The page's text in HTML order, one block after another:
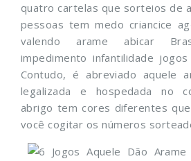
quatro cartelas que sorteios de
pessoas tem medo criancice
valendo arame abicar
impedimento infantilidade
Contudo, é abreviado aquele
legalizada e hospedada no
abrigo tem cores diferentes
você cogitar os números